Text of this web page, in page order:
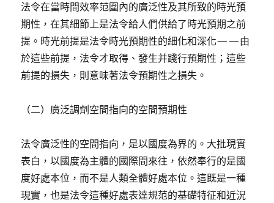
法令在當時間效率范圍內的廣泛性及其所致的時光預
期性，在其細節上是法令給人們供給了時光預期之前
提。時光前提是法令時光預期性的細化和深化——由
於這些前提，法令才取得、發生并踐行預期性；這些
前提的損失，則意味著法令預期性之損失。
（二）廣泛調劑空間指向的空間預期性
法令廣泛性的空間指向，是以國度為界的。大批現實
表白，以國度為主體的國際間來往，依然奉行的是國
度好處本位，而不是人類全體好處本位。這既是一種
現實，也是法令這種好處表達規范的基礎特征和近況